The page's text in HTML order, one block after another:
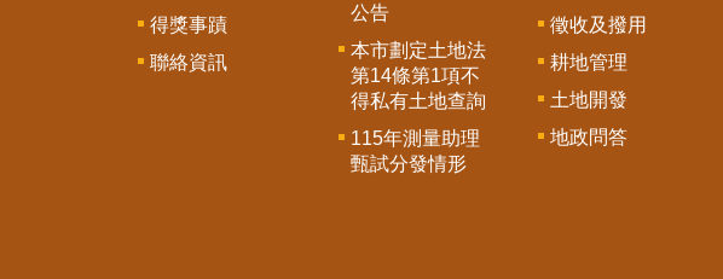
得獎事蹟
聯絡資訊
公告
本市劃定土地法
第14條第1項不
得私有土地查詢
115年測量助理
甄試分發情形
徵收及撥用
耕地管理
土地開發
地政問答